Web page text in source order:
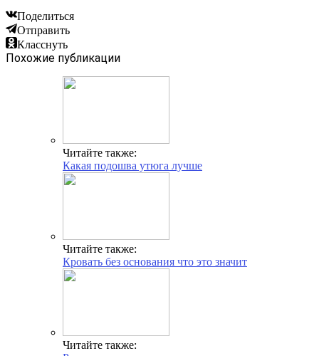
Поделиться
Отправить
Класснуть
Похожие публикации
Читайте также:
Какая подошва утюга лучше
Читайте также:
Кровать без основания что это значит
Читайте также: